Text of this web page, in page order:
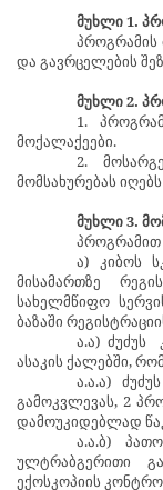
მუხლი 1.
პროგრამის
და გავრცელების
მუხლი 2.
1.
მოქალაქეები.
2.
მომსახურებას
მუხლი 3.
პროგრამით
ა) კიბოს
მისამართზე
სახელმწიფო
ბაზაში
ა.ა) ძუძუს
ასაკის ქალებში,
ა.ა.ა)
გამოკვლევას, 2
დამოუკიდებლად
ა.ა.ბ)
ულტრაბგერითი
ექოსკოპიის